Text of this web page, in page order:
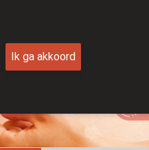
Ik ga akkoord